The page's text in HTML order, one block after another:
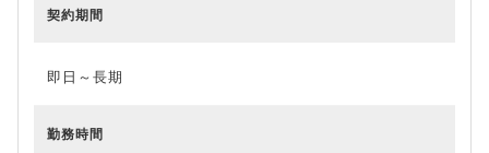
契約期間
即日～長期
勤務時間